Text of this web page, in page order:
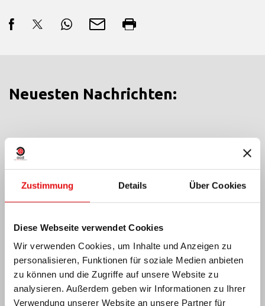
Zustimmung Details Über Cookies
Diese Webseite verwendet Cookies
Wir verwenden Cookies, um Inhalte und Anzeigen zu
personalisieren, Funktionen für soziale Medien anbieten
zu können und die Zugriffe auf unsere Website zu
analysieren. Außerdem geben wir Informationen zu Ihrer
Verwendung unserer Website an unsere Partner für
Neuesten Nachrichten:
MEXIKO: OCD-PLENARVERSAMMLUNG